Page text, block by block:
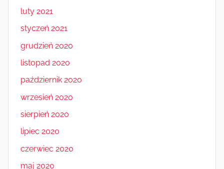
luty 2021
styczeń 2021
grudzień 2020
listopad 2020
październik 2020
wrzesień 2020
sierpień 2020
lipiec 2020
czerwiec 2020
maj 2020